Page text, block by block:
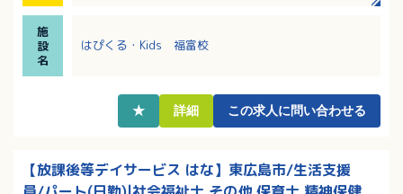
われます！
・採用後の研修がありブランクのある方も応募しやす
施
設
名
はぴくる・Kids 福富校
★ 詳細 この求人に問い合わせる
【放課後等デイサービス はな】東広島市/生活支援